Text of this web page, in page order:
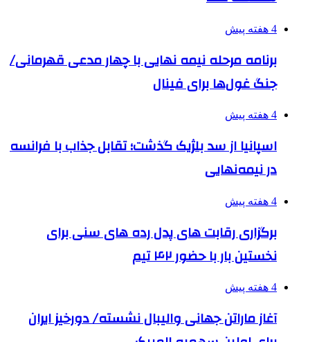
4 هفته پیش
برنامه مرحله نیمه نهایی با چهار مدعی قهرمانی/
جنگ غول‌ها برای فینال
4 هفته پیش
اسپانیا از سد بلژیک گذشت؛ تقابل جذاب با فرانسه
در نیمه‌نهایی
4 هفته پیش
برگزاری رقابت های پدل رده های سنی برای
نخستین بار با حضور ۴۲ تیم
4 هفته پیش
آغاز ماراتن جهانی والیبال نشسته/ دورخیز ایران